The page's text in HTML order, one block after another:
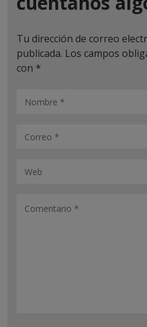
Tu dirección de correo
publicada. Los campos
con *